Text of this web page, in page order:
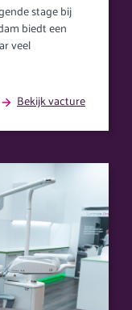
stage bij
biedt een
veel
Bekijk vacture